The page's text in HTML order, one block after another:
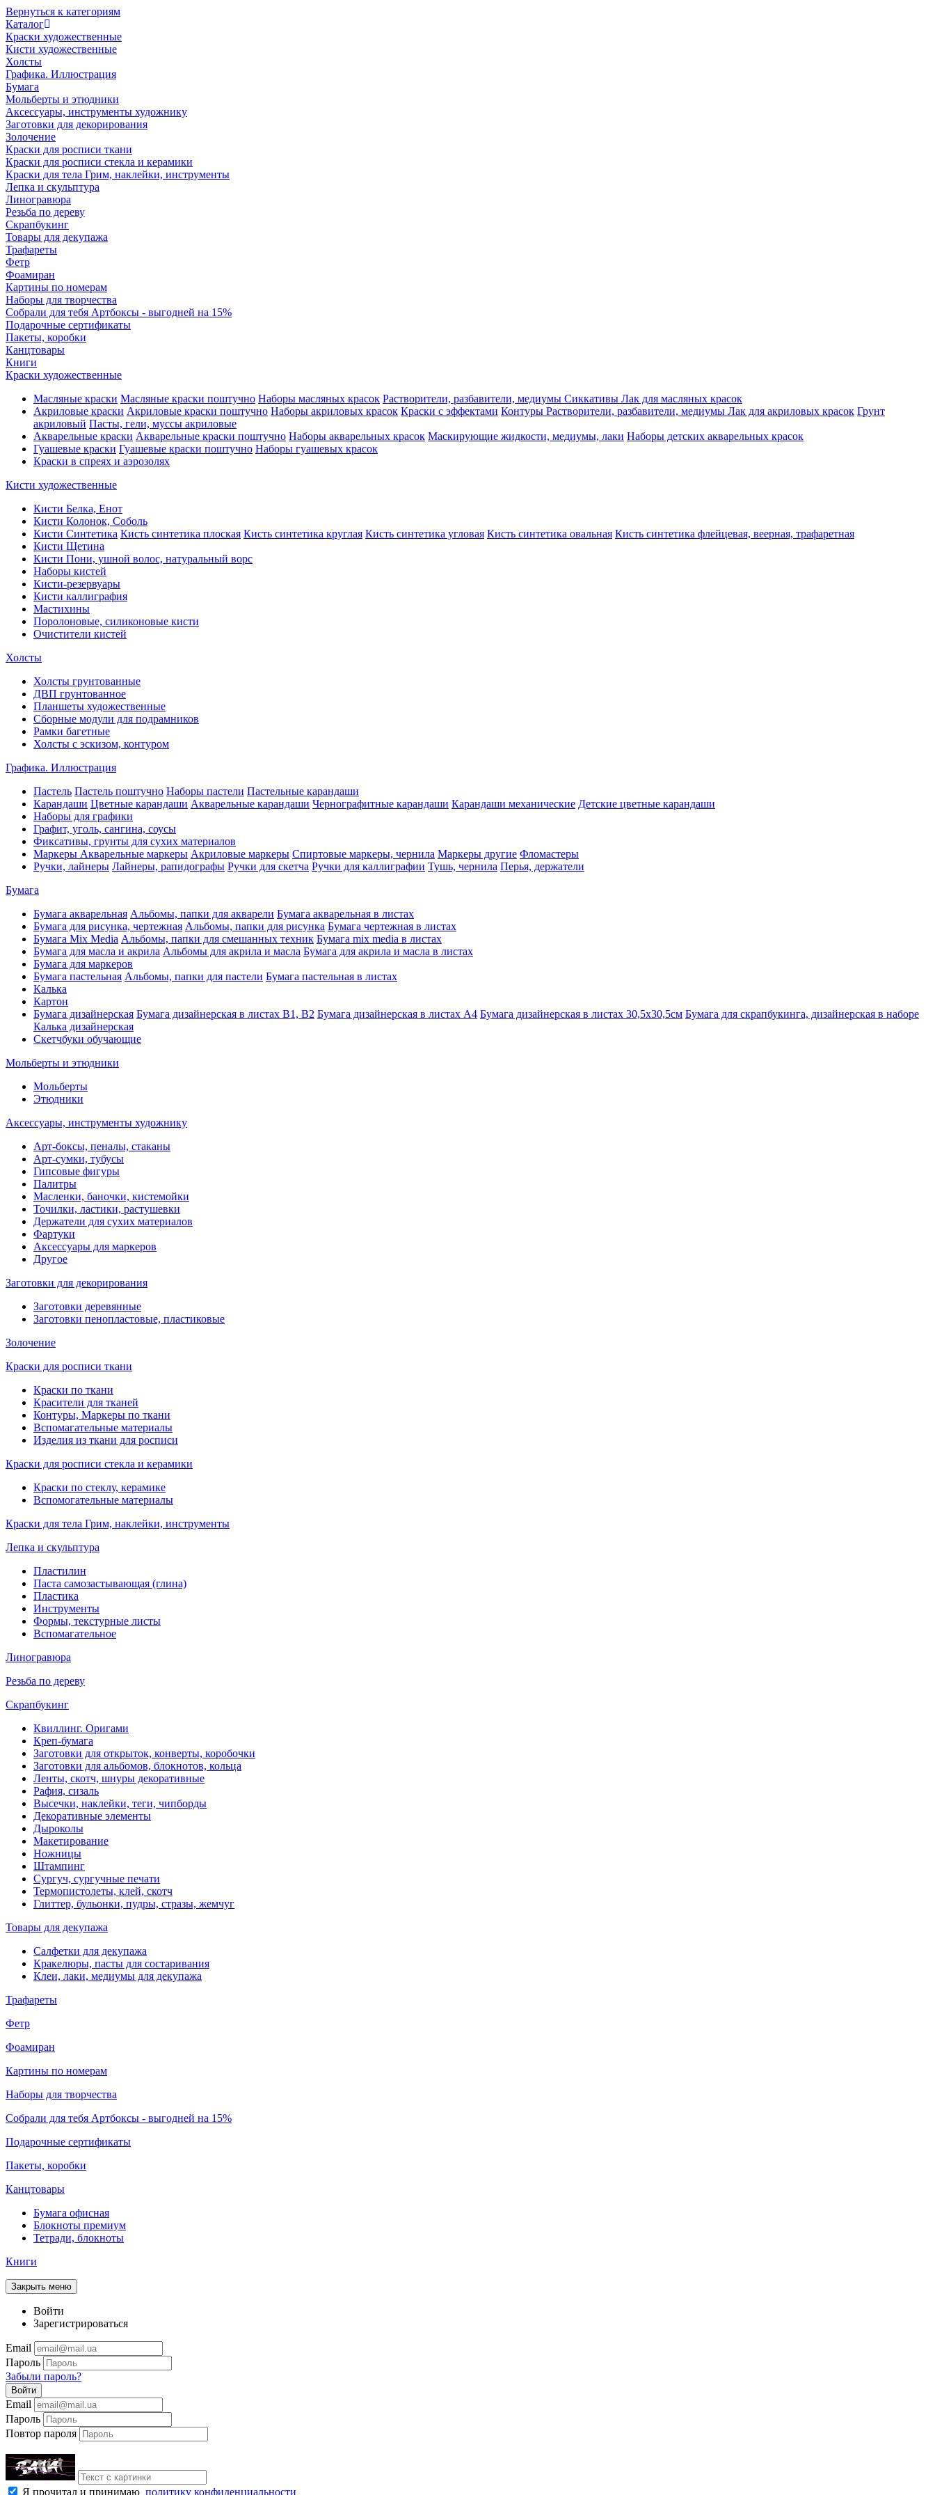
Вернуться к категориям
Каталог
Краски художественные
Кисти художественные
Холсты
Графика. Иллюстрация
Бумага
Мольберты и этюдники
Аксессуары, инструменты художнику
Заготовки для декорирования
Золочение
Краски для росписи ткани
Краски для росписи стекла и керамики
Краски для тела Грим, наклейки, инструменты
Лепка и скульптура
Линогравюра
Резьба по дереву
Скрапбукинг
Товары для декупажа
Трафареты
Фетр
Фоамиран
Картины по номерам
Наборы для творчества
Собрали для тебя Артбоксы - выгодней на 15%
Подарочные сертификаты
Пакеты, коробки
Канцтовары
Книги
Краски художественные
Масляные краски Масляные краски поштучно Наборы масляных красок Растворители, разбавители, медиумы Сиккативы Лак для масляных красок
Акриловые краски Акриловые краски поштучно Наборы акриловых красок Краски с эффектами Контуры Растворители, разбавители, медиумы Лак для акриловых красок Грунт
акриловый Пасты, гели, муссы акриловые
Акварельные краски Акварельные краски поштучно Наборы акварельных красок Маскирующие жидкости, медиумы, лаки Наборы детских акварельных красок
Гуашевые краски Гуашевые краски поштучно Наборы гуашевых красок
Краски в спреях и аэрозолях
Кисти художественные
Кисти Белка, Енот
Кисти Колонок, Соболь
Кисти Синтетика Кисть синтетика плоская Кисть синтетика круглая Кисть синтетика угловая Кисть синтетика овальная Кисть синтетика флейцевая, веерная, трафаретная
Кисти Щетина
Кисти Пони, ушной волос, натуральный ворс
Наборы кистей
Кисти-резервуары
Кисти каллиграфия
Мастихины
Поролоновые, силиконовые кисти
Очистители кистей
Холсты
Холсты грунтованные
ДВП грунтованное
Планшеты художественные
Сборные модули для подрамников
Рамки багетные
Холсты c эскизом, контуром
Графика. Иллюстрация
Пастель Пастель поштучно Наборы пастели Пастельные карандаши
Карандаши Цветные карандаши Акварельные карандаши Чернографитные карандаши Карандаши механические Детские цветные карандаши
Наборы для графики
Графит, уголь, сангина, соусы
Фиксативы, грунты для сухих материалов
Маркеры Акварельные маркеры Акриловые маркеры Спиртовые маркеры, чернила Маркеры другие Фломастеры
Ручки, лайнеры Лайнеры, рапидографы Ручки для скетча Ручки для каллиграфии Тушь, чернила Перья, держатели
Бумага
Бумага акварельная Альбомы, папки для акварели Бумага акварельная в листах
Бумага для рисунка, чертежная Альбомы, папки для рисунка Бумага чертежная в листах
Бумага Mix Media Альбомы, папки для смешанных техник Бумага mix media в листах
Бумага для масла и акрила Альбомы для акрила и масла Бумага для акрила и масла в листах
Бумага для маркеров
Бумага пастельная Альбомы, папки для пастели Бумага пастельная в листах
Калька
Картон
Бумага дизайнерская Бумага дизайнерская в листах В1, В2 Бумага дизайнерская в листах А4 Бумага дизайнерская в листах 30,5х30,5см Бумага для скрапбукинга, дизайнерская в наборе
Калька дизайнерская
Скетчбуки обучающие
Мольберты и этюдники
Мольберты
Этюдники
Аксессуары, инструменты художнику
Арт-боксы, пеналы, стаканы
Арт-сумки, тубусы
Гипсовые фигуры
Палитры
Масленки, баночки, кистемойки
Точилки, ластики, растушевки
Держатели для сухих материалов
Фартуки
Аксессуары для маркеров
Другое
Заготовки для декорирования
Заготовки деревянные
Заготовки пенопластовые, пластиковые
Золочение
Краски для росписи ткани
Краски по ткани
Красители для тканей
Контуры, Маркеры по ткани
Вспомагательные материалы
Изделия из ткани для росписи
Краски для росписи стекла и керамики
Краски по стеклу, керамике
Вспомогательные материалы
Краски для тела Грим, наклейки, инструменты
Лепка и скульптура
Пластилин
Паста самозастывающая (глина)
Пластика
Инструменты
Формы, текстурные листы
Вспомагательное
Линогравюра
Резьба по дереву
Скрапбукинг
Квиллинг. Оригами
Креп-бумага
Заготовки для открыток, конверты, коробочки
Заготовки для альбомов, блокнотов, кольца
Ленты, скотч, шнуры декоративные
Рафия, сизаль
Высечки, наклейки, теги, чипборды
Декоративные элементы
Дыроколы
Макетирование
Ножницы
Штампинг
Сургуч, сургучные печати
Термопистолеты, клей, скотч
Глиттер, бульонки, пудры, стразы, жемчуг
Товары для декупажа
Салфетки для декупажа
Кракелюры, пасты для состаривания
Клеи, лаки, медиумы для декупажа
Трафареты
Фетр
Фоамиран
Картины по номерам
Наборы для творчества
Собрали для тебя Артбоксы - выгодней на 15%
Подарочные сертификаты
Пакеты, коробки
Канцтовары
Бумага офисная
Блокноты премиум
Тетради, блокноты
Книги
Закрыть меню
Войти
Зарегистрироваться
Email
Пароль
Забыли пароль?
Войти
Email
Пароль
Повтор пароля
Я прочитал и принимаю политику конфиденциальности